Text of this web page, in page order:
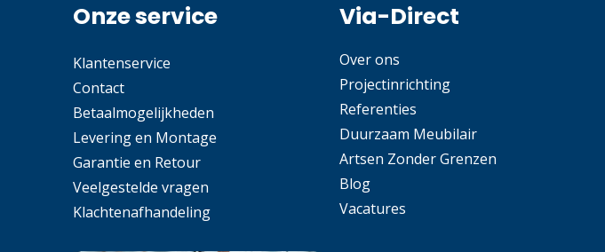
Onze service
Klantenservice
Contact
Betaalmogelijkheden
Levering en Montage
Garantie en Retour
Veelgestelde vragen
Klachtenafhandeling
Via-Direct
Over ons
Projectinrichting
Referenties
Duurzaam Meubilair
Artsen Zonder Grenzen
Blog
Vacatures